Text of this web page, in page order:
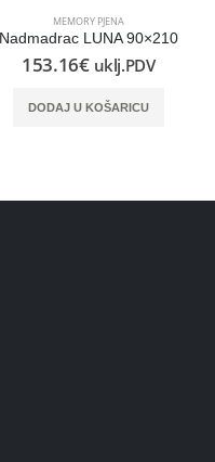
MEMORY PJENA
Nadmadrac LUNA 90×210
153.16€ uklj.PDV
DODAJ U KOŠARICU